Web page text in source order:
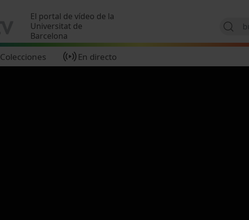
El portal de vídeo de la
Universitat de
Barcelona
Colecciones En directo